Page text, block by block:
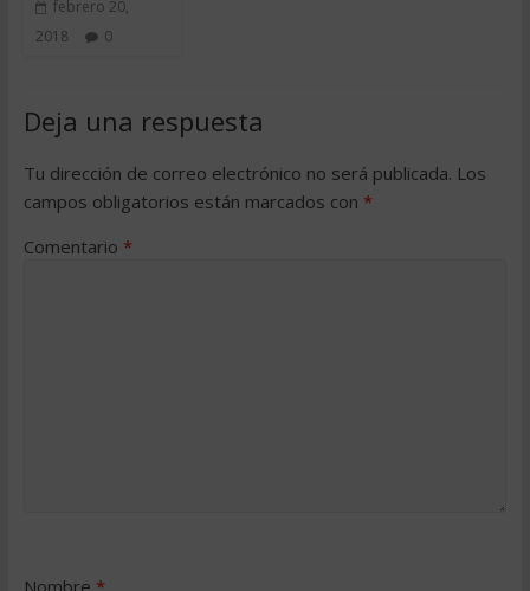
febrero 20,
2018
0
Deja una respuesta
Tu dirección de correo electrónico no será publicada. Los
campos obligatorios están marcados con *
Comentario *
Nombre *